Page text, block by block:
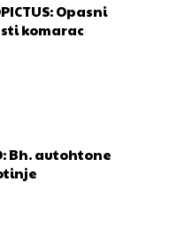
Opasni
komarac
Bh. autohtone